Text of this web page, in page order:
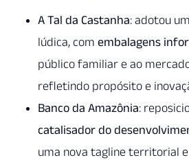
A Tal da Castanha: adotou
lúdica, com embalagens
público familiar e ao
refletindo propósito e
Banco da Amazônia:
catalisador do
uma nova tagline territorial